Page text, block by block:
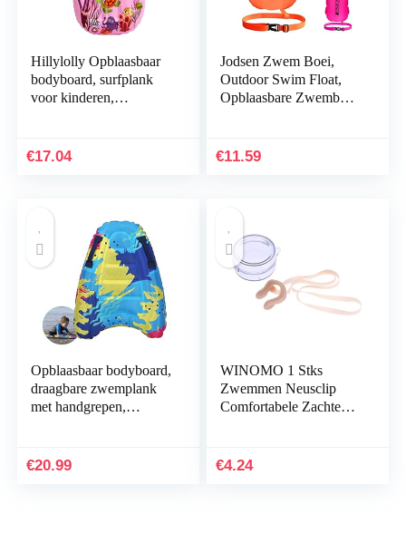
Hillylolly Opblaasbaar
bodyboard, surfplank
voor kinderen,
handgrepen, mini…
€17.04
Jodsen Zwem Boei,
Outdoor Swim Float,
Opblaasbare Zwemboei,
Sport Snorkelen…
€11.59
Opblaasbaar bodyboard,
draagbare zwemplank
met handgrepen,
zwemmen, leren
€20.99
WINOMO 1 Stks
Zwemmen Neusclip
Comfortabele Zachte
Volwassenen Kinderen
€4.24